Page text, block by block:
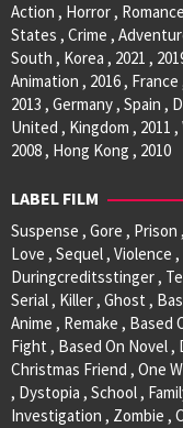
Action , Horror ,
States , Crime ,
South , Korea , 2021 ,
Animation , 2016 , France
2013 , Germany , Spain ,
United , Kingdom , 2011
2008 , Hong Kong , 2010
LABEL FILM
Suspense , Gore ,
Love , Sequel , Violence
Duringcreditsstinger ,
Serial , Killer , Ghost ,
Anime , Remake , Based
Fight , Based On Novel
Christmas Friend , One
, Dystopia , School ,
Investigation , Zombie ,